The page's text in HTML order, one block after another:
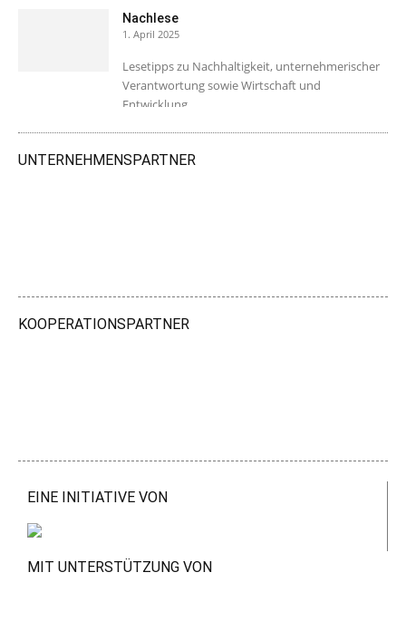
Nachlese
1. April 2025
Lesetipps zu Nachhaltigkeit, unternehmerischer
Verantwortung sowie Wirtschaft und
Entwicklung.
UNTERNEHMENSPARTNER
KOOPERATIONSPARTNER
EINE INITIATIVE VON
MIT UNTERSTÜTZUNG VON